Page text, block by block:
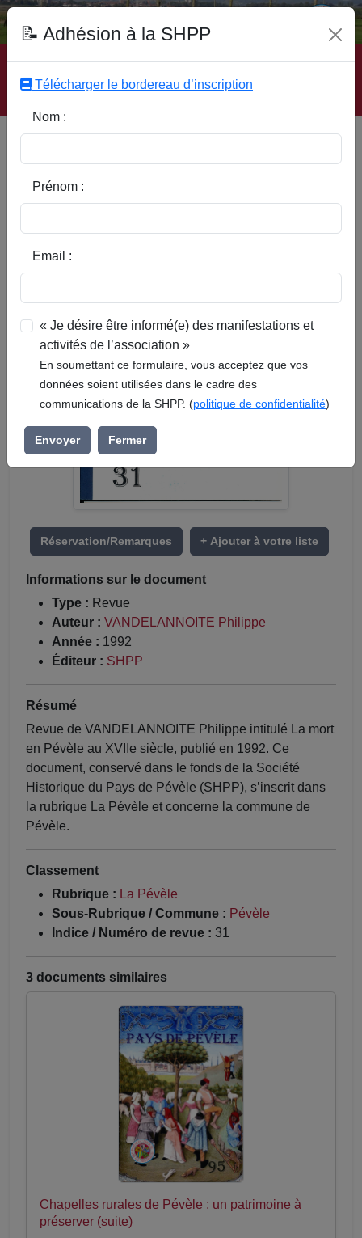
Accueil | Site SHPP | Auteurs | Editeurs | Rubriques |
Sous-Rubriques | Mots-Clefs | Contact
siècle
Réservation/Remarques + Ajouter à votre liste
Informations sur le document
Type : Revue
Auteur : VANDELANNOITE Philippe
Année : 1992
Éditeur : SHPP
Résumé
Revue de VANDELANNOITE Philippe intitulé La mort
en Pévèle au XVIIe siècle, publié en 1992. Ce
document, conservé dans le fonds de la Société
Historique du Pays de Pévèle (SHPP), s’inscrit dans
la rubrique La Pévèle et concerne la commune de
Pévèle.
Classement
Rubrique : La Pévèle
Sous-Rubrique / Commune : Pévèle
Indice / Numéro de revue : 31
3 documents similaires
Chapelles rurales de Pévèle : un patrimoine à
préserver (suite)
📝 Adhésion à la SHPP
Télécharger le bordereau d’inscription
Nom :
Prénom :
Email :
« Je désire être informé(e) des manifestations et
activités de l’association »
En soumettant ce formulaire, vous acceptez que vos
données soient utilisées dans le cadre des
communications de la SHPP. (politique de confidentialité)
Envoyer Fermer